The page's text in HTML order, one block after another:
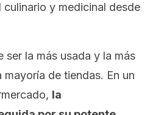
culinario y medicinal desde
ser la más usada y la más
de tiendas. En un
la